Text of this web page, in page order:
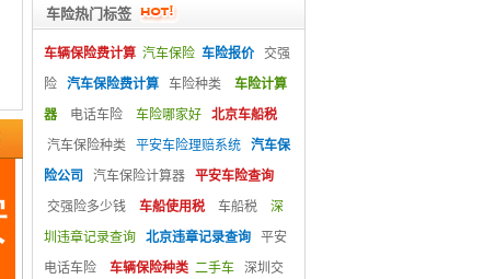
车险热门标签
车辆保险费计算 汽车保险 车险报价
交强
险
汽车保险费计算 车险种类
车险计算
器
电话车险 车险哪家好
北京车船税
汽车保险种类
平安车险理赔系统
汽车保
险公司
汽车保险计算器
平安车险查询
交强险多少钱
车船使用税 车船税
深
圳违章记录查询
北京违章记录查询
平安
电话车险
车辆保险种类 二手车
深圳交